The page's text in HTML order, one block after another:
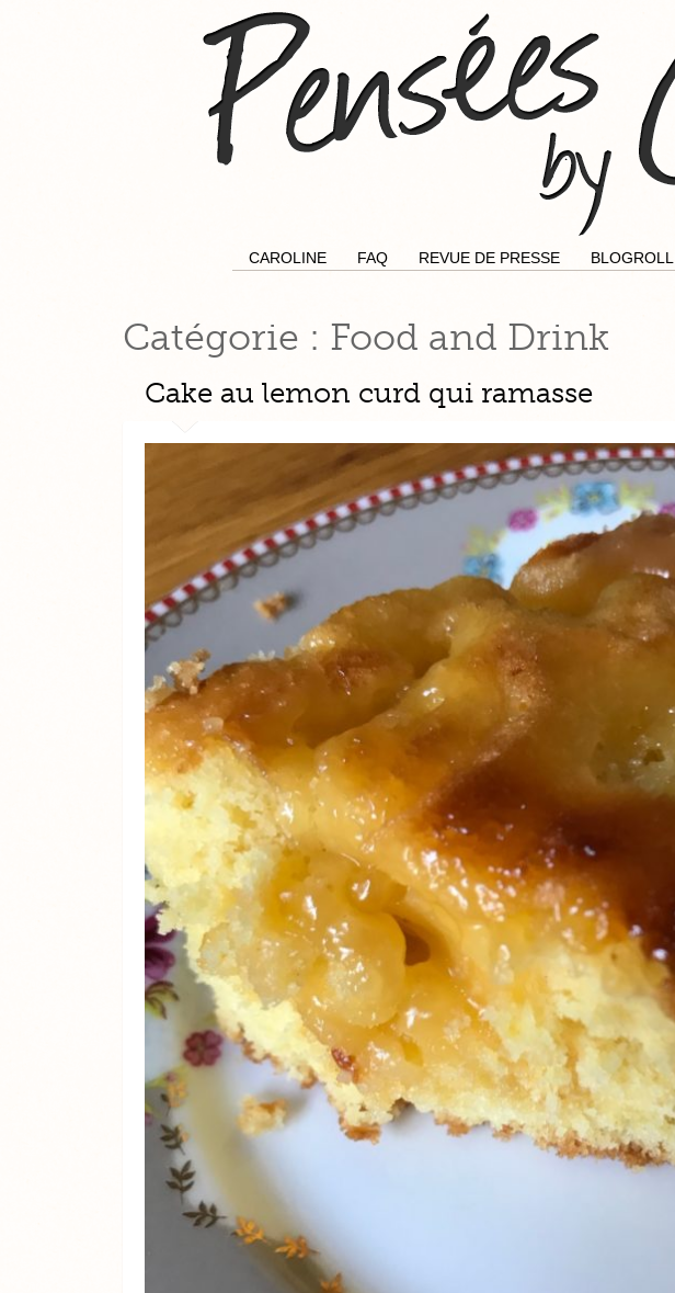
CAROLINE FAQ REVUE DE PRESSE BLOGROLL
Catégorie : Food and Drink
Cake au lemon curd qui ramasse